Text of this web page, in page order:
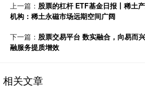
上一篇： 股票的杠杆 ETF基金日报丨稀土
机构：稀土永磁市场远期空间广阔
下一篇： 股票交易平台 数实融合，向易
融服务提质增效
相关文章